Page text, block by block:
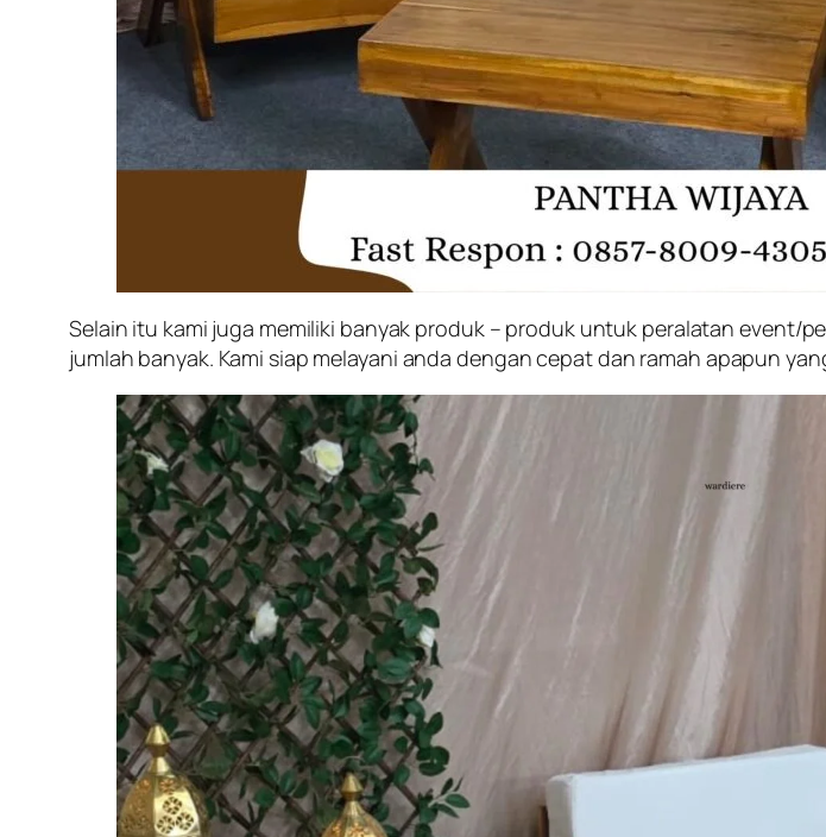
Selain itu kami juga memiliki banyak produk – produk untuk peralatan event/
jumlah banyak. Kami siap melayani anda dengan cepat dan ramah apapun